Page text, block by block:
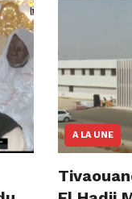
A LA UNE